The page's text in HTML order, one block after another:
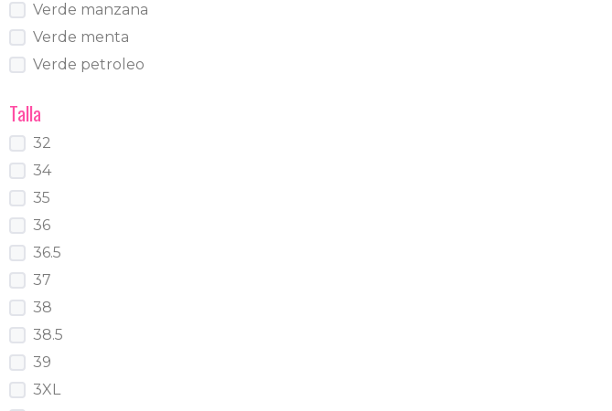
Verde manzana
Verde menta
Verde petroleo
Talla
32
34
35
36
36.5
37
38
38.5
39
3XL